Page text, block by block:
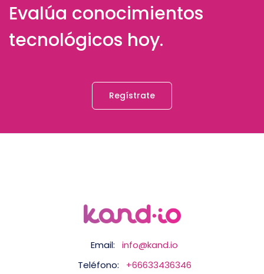
Evalúa conocimientos
tecnológicos hoy.
Regístrate
Email:
info@kand.io
Teléfono:
+66633436346